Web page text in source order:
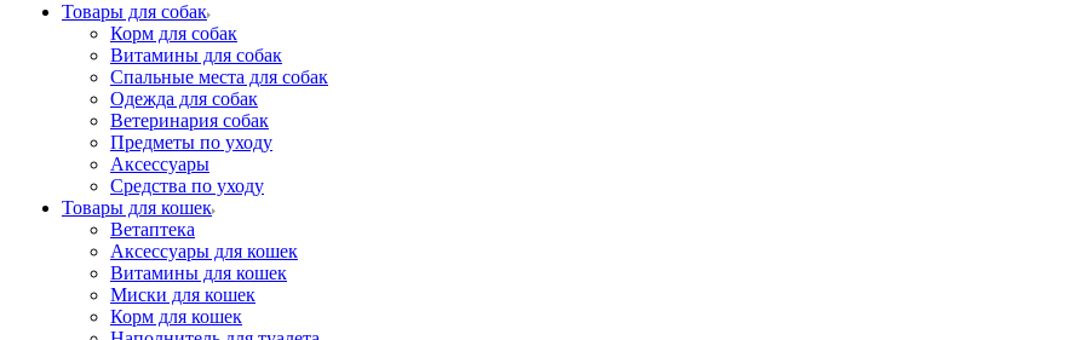
Товары для собак
Корм для собак
Витамины для собак
Спальные места для собак
Одежда для собак
Ветеринария собак
Предметы по уходу
Аксессуары
Средства по уходу
Товары для кошек
Ветаптека
Аксессуары для кошек
Витамины для кошек
Миски для кошек
Корм для кошек